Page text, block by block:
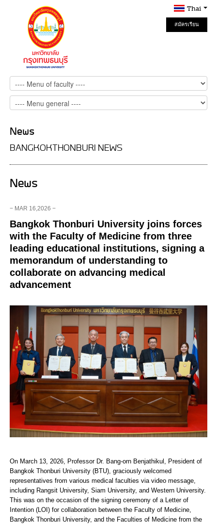
Thai
สมัครเรียน
Online
News
BANGKOKTHONBURI NEWS
News
− MAR 16,2026 −
Bangkok Thonburi University joins forces
with the Faculty of Medicine from three
leading educational institutions, signing a
memorandum of understanding to
collaborate on advancing medical
advancement
On March 13, 2026, Professor Dr. Bang-orn Benjathikul, President of
Bangkok Thonburi University (BTU), graciously welcomed
representatives from various medical faculties via video message,
including Rangsit University, Siam University, and Western University.
This was on the occasion of the signing ceremony of a Letter of
Intention (LOI) for collaboration between the Faculty of Medicine,
Bangkok Thonburi University, and the Faculties of Medicine from the